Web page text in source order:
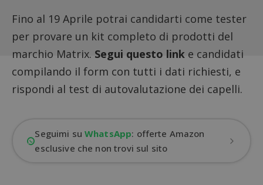
Fino al 19 Aprile potrai candidarti come tester
per provare un kit completo di prodotti del
marchio Matrix. Segui questo link e candidati
compilando il form con tutti i dati richiesti, e
rispondi al test di autovalutazione dei capelli.
Seguimi suWhatsApp: offerte Amazon
esclusive che non trovi sul sito